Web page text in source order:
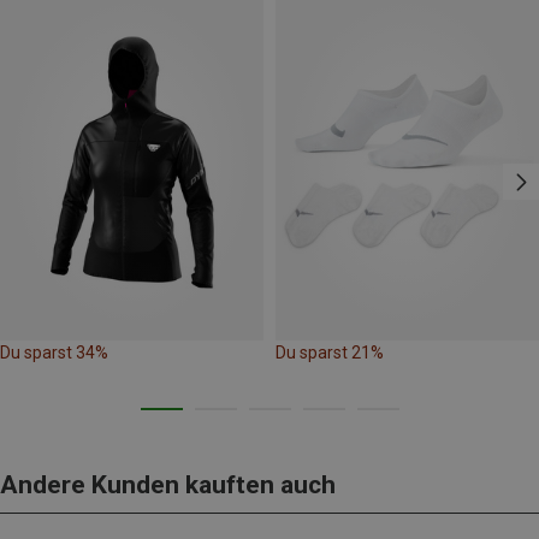
Du sparst 34% Du sparst 21%
Andere Kunden kauften auch